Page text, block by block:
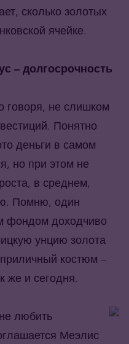
сколько золотых
ячейке.
– долгосрочность
говоря, не слишком
Понятно
деньги в самом
но при этом не
в среднем,
Помню, один
фондом доходчиво
унцию золота
костюм –
же и сегодня.
любить
Меэлис